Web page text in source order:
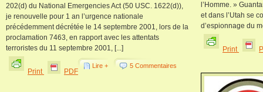
202(d) du National Emergencies Act (50 USC. 1622(d)),
je renouvelle pour 1 an l’urgence nationale
précédemment décrétée le 14 septembre 2001, lors de la
proclamation 7463, en rapport avec les attentats
terroristes du 11 septembre 2001, [...]
Print PDF
Lire + 5 Commentaires
l’Homme. »
et dans l’Utah se
d’espionnage du
Print